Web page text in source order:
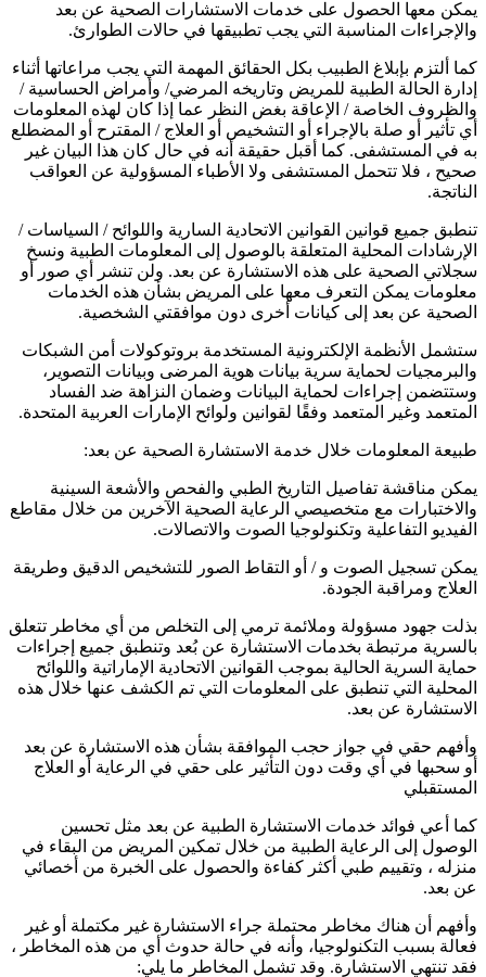
يمكن معها الحصول على خدمات الاستشارات الصحية عن بعد
والإجراءات المناسبة التي يجب تطبيقها في حالات الطوارئ.
كما ألتزم بإبلاغ الطبيب بكل الحقائق المهمة التي يجب مراعاتها أثناء
إدارة الحالة الطبية للمريض وتاريخه المرضي/ وأمراض الحساسية /
والظروف الخاصة / الإعاقة بغض النظر عما إذا كان لهذه المعلومات
أي تأثير أو صلة بالإجراء أو التشخيص أو العلاج / المقترح أو المضطلع
به في المستشفى. كما أقبل حقيقة أنه في حال كان هذا البيان غير
صحيح ، فلا تتحمل المستشفى ولا الأطباء المسؤولية عن العواقب
الناتجة.
تنطبق جميع قوانين القوانين الاتحادية السارية واللوائح / السياسات /
الإرشادات المحلية المتعلقة بالوصول إلى المعلومات الطبية ونسخ
سجلاتي الصحية على هذه الاستشارة عن بعد. ولن تنشر أي صور أو
معلومات يمكن التعرف معها على المريض بشأن هذه الخدمات
الصحية عن بعد إلى كيانات أخرى دون موافقتي الشخصية.
ستشمل الأنظمة الإلكترونية المستخدمة بروتوكولات أمن الشبكات
والبرمجيات لحماية سرية بيانات هوية المرضى وبيانات التصوير،
وستتضمن إجراءات لحماية البيانات وضمان النزاهة ضد الفساد
المتعمد وغير المتعمد وفقًا لقوانين ولوائح الإمارات العربية المتحدة.
طبيعة المعلومات خلال خدمة الاستشارة الصحية عن بعد:
يمكن مناقشة تفاصيل التاريخ الطبي والفحص والأشعة السينية
والاختبارات مع متخصيصي الرعاية الصحية الآخرين من خلال مقاطع
الفيديو التفاعلية وتكنولوجيا الصوت والاتصالات.
يمكن تسجيل الصوت و / أو التقاط الصور للتشخيص الدقيق وطريقة
العلاج ومراقبة الجودة.
بذلت جهود مسؤولة وملائمة ترمي إلى التخلص من أي مخاطر تتعلق
بالسرية مرتبطة بخدمات الاستشارة عن بُعد وتنطبق جميع إجراءات
حماية السرية الحالية بموجب القوانين الاتحادية الإماراتية واللوائح
المحلية التي تنطبق على المعلومات التي تم الكشف عنها خلال هذه
الاستشارة عن بعد.
وأفهم حقي في جواز حجب الموافقة بشأن هذه الاستشارة عن بعد
أو سحبها في أي وقت دون التأثير على حقي في الرعاية أو العلاج
المستقبلي
كما أعي فوائد خدمات الاستشارة الطبية عن بعد مثل تحسين
الوصول إلى الرعاية الطبية من خلال تمكين المريض من البقاء في
منزله ، وتقييم طبي أكثر كفاءة والحصول على الخبرة من أخصائي
عن بعد.
وأفهم أن هناك مخاطر محتملة جراء الاستشارة غير مكتملة أو غير
فعالة بسبب التكنولوجيا، وأنه في حالة حدوث أي من هذه المخاطر ،
فقد تنتهي الاستشارة. وقد تشمل المخاطر ما يلي: